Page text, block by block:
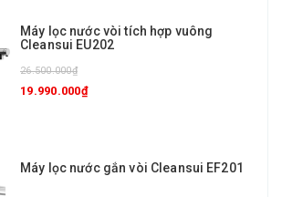
Máy lọc nước vòi tích hợp vuông
Cleansui EU202
26.500.000₫
19.990.000₫
Máy lọc nước gắn vòi Cleansui EF201